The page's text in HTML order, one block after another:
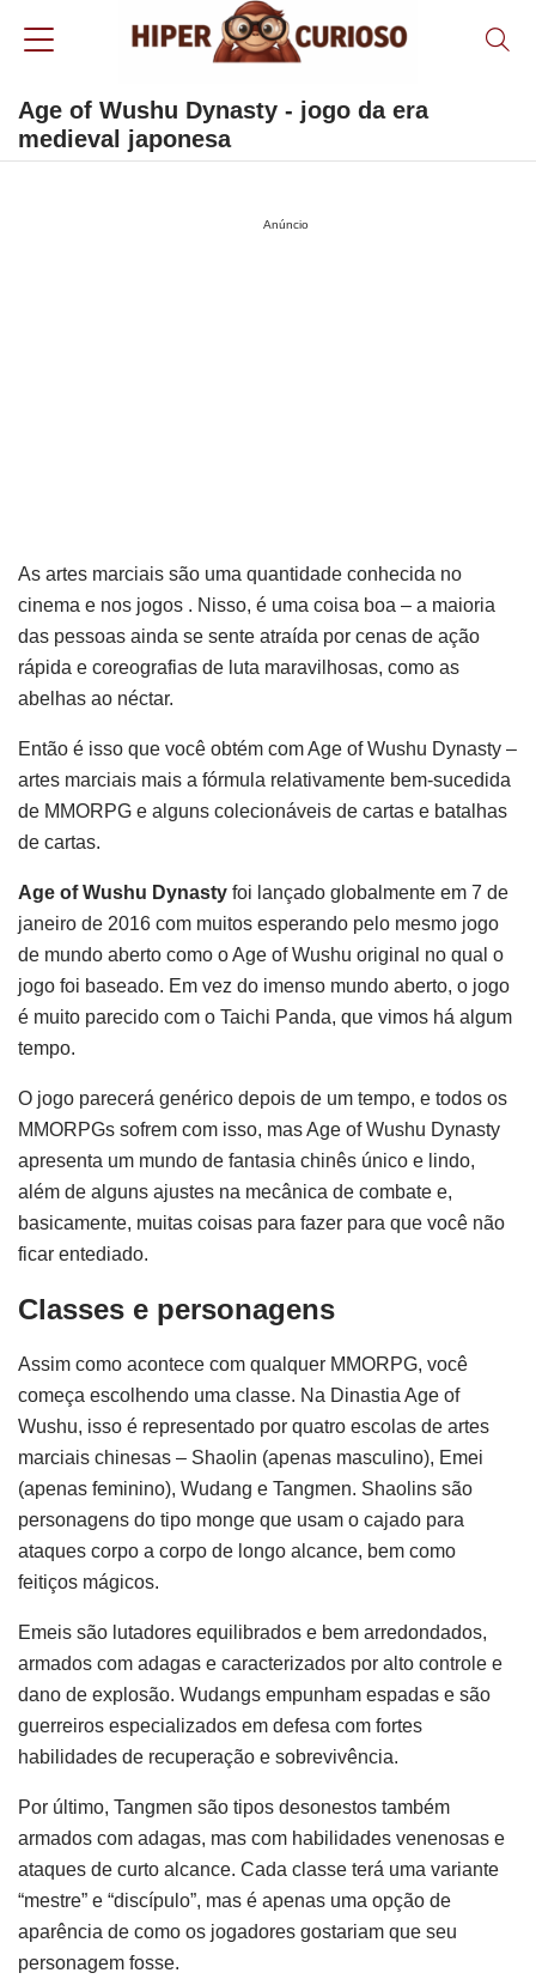
Age of Wushu Dynasty - jogo da era
medieval japonesa
Anúncio
As artes marciais são uma quantidade conhecida no
cinema e nos jogos . Nisso, é uma coisa boa – a maioria
das pessoas ainda se sente atraída por cenas de ação
rápida e coreografias de luta maravilhosas, como as
abelhas ao néctar.
Então é isso que você obtém com Age of Wushu Dynasty –
artes marciais mais a fórmula relativamente bem-sucedida
de MMORPG e alguns colecionáveis ​​de cartas e batalhas
de cartas.
Age of Wushu Dynasty foi lançado globalmente em 7 de
janeiro de 2016 com muitos esperando pelo mesmo jogo
de mundo aberto como o Age of Wushu original no qual o
jogo foi baseado. Em vez do imenso mundo aberto, o jogo
é muito parecido com o Taichi Panda, que vimos há algum
tempo.
O jogo parecerá genérico depois de um tempo, e todos os
MMORPGs sofrem com isso, mas Age of Wushu Dynasty
apresenta um mundo de fantasia chinês único e lindo,
além de alguns ajustes na mecânica de combate e,
basicamente, muitas coisas para fazer para que você não
ficar entediado.
Classes e personagens
Assim como acontece com qualquer MMORPG, você
começa escolhendo uma classe. Na Dinastia Age of
Wushu, isso é representado por quatro escolas de artes
marciais chinesas – Shaolin (apenas masculino), Emei
(apenas feminino), Wudang e Tangmen. Shaolins são
personagens do tipo monge que usam o cajado para
ataques corpo a corpo de longo alcance, bem como
feitiços mágicos.
Emeis são lutadores equilibrados e bem arredondados,
armados com adagas e caracterizados por alto controle e
dano de explosão. Wudangs empunham espadas e são
guerreiros especializados em defesa com fortes
habilidades de recuperação e sobrevivência.
Por último, Tangmen são tipos desonestos também
armados com adagas, mas com habilidades venenosas e
ataques de curto alcance. Cada classe terá uma variante
“mestre” e “discípulo”, mas é apenas uma opção de
aparência de como os jogadores gostariam que seu
personagem fosse.